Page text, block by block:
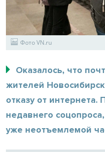
Фото VN.ru
Оказалось, что
жителей
отказу от интернета.
недавнего
уже неотъемлемой